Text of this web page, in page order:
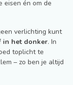
eisen én om de
verlichting kunt
in het donker. In
toplicht te
– zo ben je altijd